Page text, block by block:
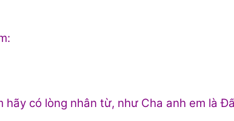
hãy có lòng nhân từ, như Cha anh em là